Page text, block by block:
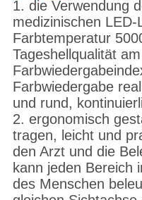
1. die Verwendung
medizinischen LED-
Farbtemperatur
Tageshellqualität
Farbwiedergabe
und rund,
2. ergonomisch
tragen, leicht und
den Arzt und die
kann jeden Bereich
des Menschen